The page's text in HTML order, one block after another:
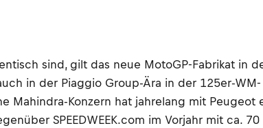
sind, gilt das neue MotoGP-Fabrikat in
in der Piaggio Group-Ära in der 125er-
Mahindra-Konzern hat jahrelang mit
SPEEDWEEK.com im Vorjahr mit ca.